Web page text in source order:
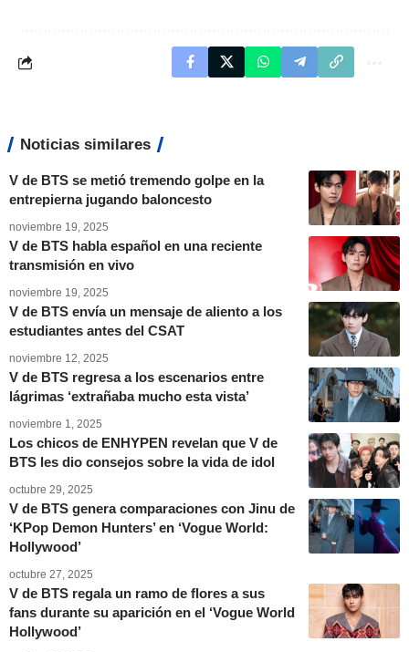
Noticias similares
V de BTS se metió tremendo golpe en la
entrepierna jugando baloncesto
noviembre 19, 2025
V de BTS habla español en una reciente
transmisión en vivo
noviembre 19, 2025
V de BTS envía un mensaje de aliento a los
estudiantes antes del CSAT
noviembre 12, 2025
V de BTS regresa a los escenarios entre
lágrimas ‘extrañaba mucho esta vista’
noviembre 1, 2025
Los chicos de ENHYPEN revelan que V de
BTS les dio consejos sobre la vida de idol
octubre 29, 2025
V de BTS genera comparaciones con Jinu de
‘KPop Demon Hunters’ en ‘Vogue World:
Hollywood’
octubre 27, 2025
V de BTS regala un ramo de flores a sus
fans durante su aparición en el ‘Vogue World
Hollywood’